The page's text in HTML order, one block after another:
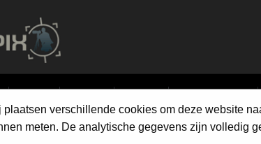
FORUM UPLOAD ALBUMS COMPETITIONS
plaatsen verschillende cookies om deze website
meten. De analytische gegevens zijn volledig
FORUM INDEX